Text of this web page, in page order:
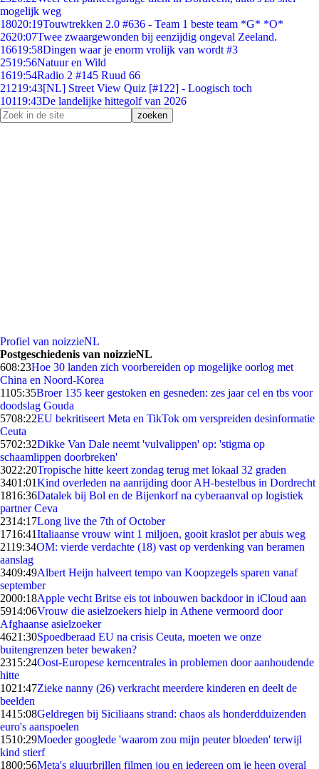
mogelijk weg
18020:19Touwtrekken 2.0 #636 - Team 1 beste team *G* *O*
2620:07Twee zwaargewonden bij eenzijdig ongeval Zeeland.
16619:58Dingen waar je enorm vrolijk van wordt #3
2519:56Natuur en Wild
1619:54Radio 2 #145 Ruud 66
21219:43[NL] Street View Quiz [#122] - Loogisch toch
10119:43De landelijke hittegolf van 2026
Profiel van noizzieNL
Postgeschiedenis van noizzieNL
608:23Hoe 30 landen zich voorbereiden op mogelijke oorlog met
China en Noord-Korea
1105:35Broer 135 keer gestoken en gesneden: zes jaar cel en tbs voor
doodslag Gouda
5708:22EU bekritiseert Meta en TikTok om verspreiden desinformatie
Ceuta
5702:32Dikke Van Dale neemt 'vulvalippen' op: 'stigma op
schaamlippen doorbreken'
3022:20Tropische hitte keert zondag terug met lokaal 32 graden
3401:01Kind overleden na aanrijding door AH-bestelbus in Dordrecht
1816:36Datalek bij Bol en de Bijenkorf na cyberaanval op logistiek
partner Ceva
2314:17Long live the 7th of October
1716:41Italiaanse vrouw wint 1 miljoen, gooit kraslot per abuis weg
2119:34OM: vierde verdachte (18) vast op verdenking van beramen
aanslag
3409:49Albert Heijn halveert tempo van Koopzegels sparen vanaf
september
2000:18Apple vecht Britse eis tot inbouwen backdoor in iCloud aan
5914:06Vrouw die asielzoekers hielp in Athene vermoord door
Afghaanse asielzoeker
4621:30Spoedberaad EU na crisis Ceuta, moeten we onze
buitengrenzen beter bewaken?
2315:24Oost-Europese kerncentrales in problemen door aanhoudende
hitte
1021:47Zieke nanny (26) verkracht meerdere kinderen en deelt de
beelden
1415:08Geldregen bij Siciliaans strand: chaos als honderdduizenden
euro's aanspoelen
1510:29Moeder googlede 'waarom zou mijn peuter bloeden' terwijl
kind stierf
1800:56Meta's gluurbrillen filmen jou en iedereen om je heen overal